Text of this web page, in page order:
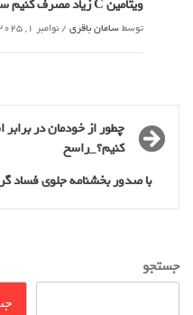
ویتامین C زیاد مصرف کنیم سنگ کلیه می گیریم؟_راسخ
توسطسامان باقری / نوامبر 1, 2025
چطور از خودمان در
کنیم؟_راسخ
با صدور بخشنامه جلوی فساد
جستجو